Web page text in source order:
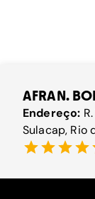
AFRAN.
Endereço:
Sulacap, Rio